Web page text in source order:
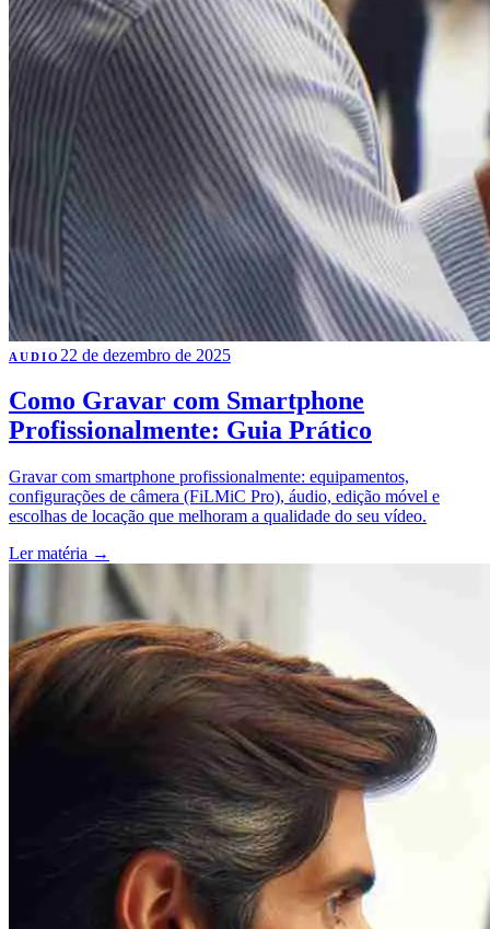
AUDIO 22 de dezembro de 2025
Como Gravar com Smartphone
Profissionalmente: Guia Prático
Gravar com smartphone profissionalmente: equipamentos,
configurações de câmera (FiLMiC Pro), áudio, edição móvel e
escolhas de locação que melhoram a qualidade do seu vídeo.
Ler matéria →